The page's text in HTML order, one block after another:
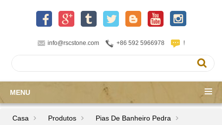
info@rscstone.com +86 592 5966978 !
MENU
Casa Produtos
Pias De Banheiro Pedra